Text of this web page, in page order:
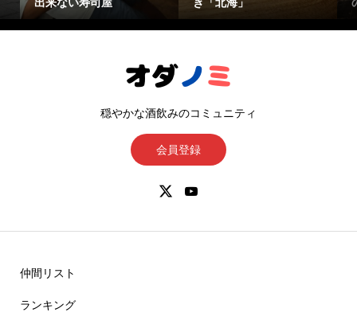
穏やかな酒飲みのコミュニティ
会員登録
仲間リスト
ランキング